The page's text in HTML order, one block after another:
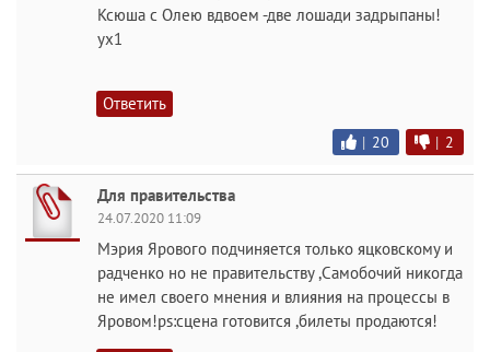
Ксюша с Олею вдвоем -две лошади задрыпаны!
ух1
Ответить
| 20 | 2
Для правительства
24.07.2020 11:09
Мэрия Ярового подчиняется только яцковскому и
радченко но не правительству ,Самобочий никогда
не имел своего мнения и влияния на процессы в
Яровом!ps:сцена готовится ,билеты продаются!